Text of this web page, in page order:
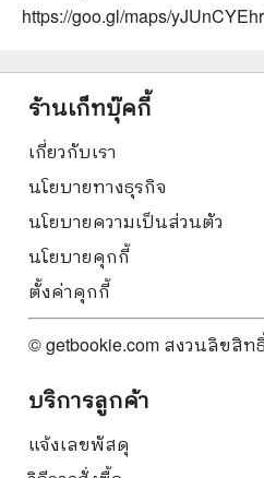
https://goo.gl/maps/
ร้านเก็ทบุ๊คกี้
เกี่ยวกับเรา
นโยบายทางธุรกิจ
นโยบายความเป็นส่วนตัว
นโยบายคุกกี้
ตั้งค่าคุกกี้
© getbookie.com สงวนลิขสิทธิ์
บริการลูกค้า
แจ้งเลขพัสดุ